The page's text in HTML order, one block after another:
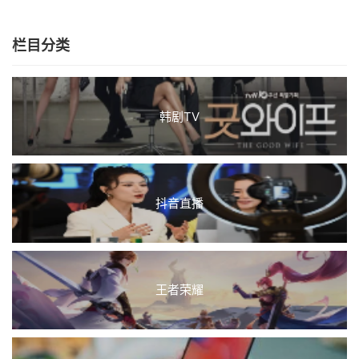
栏目分类
韩剧TV
抖音直播
王者荣耀